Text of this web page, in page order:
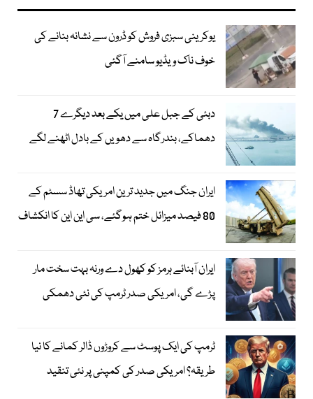
یوکرینی سبزی فروش کو ڈرون سے نشانہ بنانے کی
خوف ناک ویڈیو سامنے آگئی
دبئی کے جبل علی میں یکے بعد دیگرے 7
دھماکے، بندرگاہ سے دھویں کے بادل اٹھنے لگے
ایران جنگ میں جدید ترین امریکی تھاڈ سسٹم کے
80 فیصد میزائل ختم ہوگئے، سی این این کا انکشاف
ایران آبنائے ہرمز کو کھول دے ورنہ بہت سخت مار
پڑے گی، امریکی صدر ٹرمپ کی نئی دھمکی
ٹرمپ کی ایک پوسٹ سے کروڑوں ڈالر کمانے کا نیا
طریقہ؟ امریکی صدر کی کمپنی پر نئی تنقید